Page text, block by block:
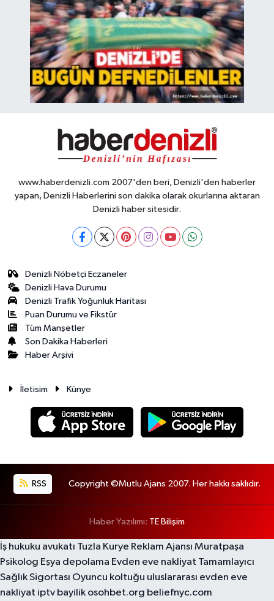
www.haberdenizli.com 2007'den beri, Denizli'den haberler
yapan, Denizli Haberlerini son dakika olarak okurlarına aktaran
Denizli haber sitesidir.
Denizli Nöbetçi Eczaneler
Denizli Hava Durumu
Denizli Trafik Yoğunluk Haritası
Puan Durumu ve Fikstür
Tüm Manşetler
Son Dakika Haberleri
Haber Arşivi
İletisim Künye
RSS Copyright ©Mutlu Ajans 2007. Her hakkı saklıdır.
Haber Yazılımı: TE Bilişim
İş hukuku avukatı Tuzla Kurye Reklam Ajansı Muratpaşa
Psikolog Eşya depolama Evden eve nakliyat Tamamlayıcı
Sağlık Sigortası Oyuncu koltuğu uluslararası evden eve
nakliyat iptv bayilik osohbet.org beliefnyc.com